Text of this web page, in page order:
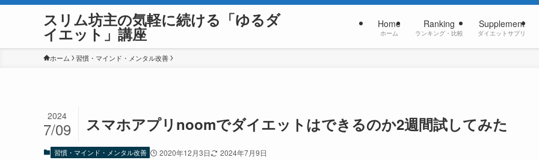
スリム坊主の気軽に続ける「ゆるダ
イエット」講座 Home
ホーム
Ranking
ランキング・比較
Supplement
ダイエットサプリ
ホーム 習慣・マインド・メンタル改善
スマホアプリnoomでダイエットはできるのか2週間試してみた
2024
7/09
習慣・マインド・メンタル改善 2020年12月3日 2024年7月9日